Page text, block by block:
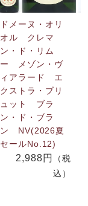
ドメーヌ・オリ
オル クレマ
ン・ド・リム
ー メゾン・ヴ
ィアラード エ
クストラ・ブリ
ュット ブラ
ン・ド・ブラ
ン NV(2026夏
セールNo.12)
2,988円
（税
込）